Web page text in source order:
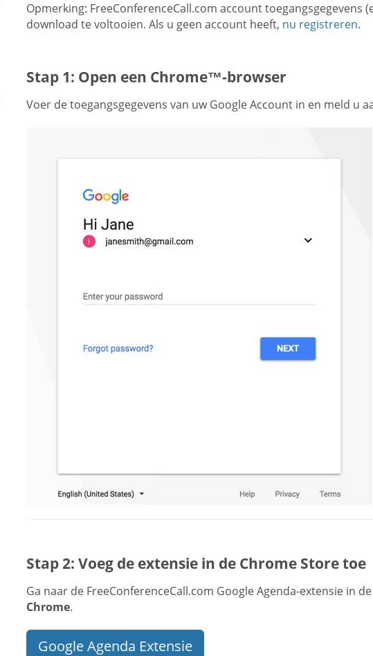
Opmerking: FreeConferenceCall.com account toegangsgegevens
download te voltooien. Als u geen account heeft, nu registreren.
Stap 1: Open een Chrome™-browser
Voer de toegangsgegevens van uw Google Account in en meld u
Stap 2: Voeg de extensie in de Chrome Store toe
Ga naar de FreeConferenceCall.com Google Agenda-extensie in
Chrome.
Google Agenda Extensie